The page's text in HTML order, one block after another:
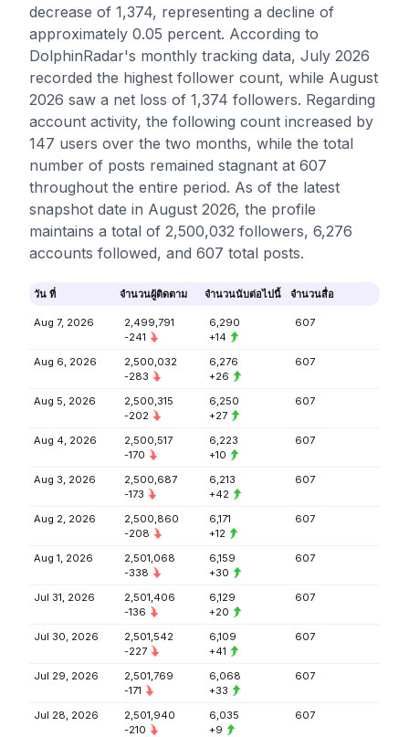
decrease of 1,374, representing a decline of
approximately 0.05 percent. According to
DolphinRadar's monthly tracking data, July 2026
recorded the highest follower count, while August
2026 saw a net loss of 1,374 followers. Regarding
account activity, the following count increased by
147 users over the two months, while the total
number of posts remained stagnant at 607
throughout the entire period. As of the latest
snapshot date in August 2026, the profile
maintains a total of 2,500,032 followers, 6,276
accounts followed, and 607 total posts.
วัน ที่ จำนวนผู้ติดตาม จำนวนนับต่อไปนี้ จำนวนสื่อ
Aug 7, 2026
2,499,791
-241
6,290
+14
607
Aug 6, 2026
2,500,032
-283
6,276
+26
607
Aug 5, 2026
2,500,315
-202
6,250
+27
607
Aug 4, 2026
2,500,517
-170
6,223
+10
607
Aug 3, 2026
2,500,687
-173
6,213
+42
607
Aug 2, 2026
2,500,860
-208
6,171
+12
607
Aug 1, 2026
2,501,068
-338
6,159
+30
607
Jul 31, 2026
2,501,406
-136
6,129
+20
607
Jul 30, 2026
2,501,542
-227
6,109
+41
607
Jul 29, 2026
2,501,769
-171
6,068
+33
607
Jul 28, 2026
2,501,940
-210
6,035
+9
607